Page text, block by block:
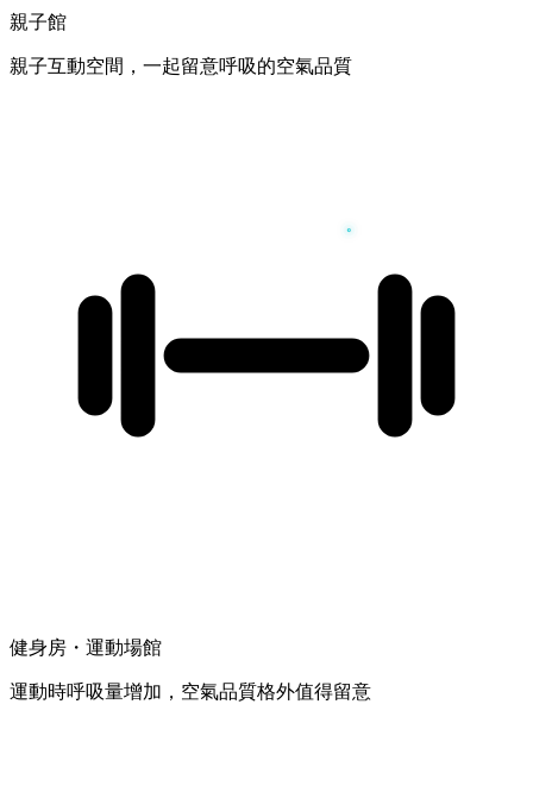
親子館
親子互動空間，一起留意呼吸的空氣品質
健身房・運動場館
運動時呼吸量增加，空氣品質格外值得留意